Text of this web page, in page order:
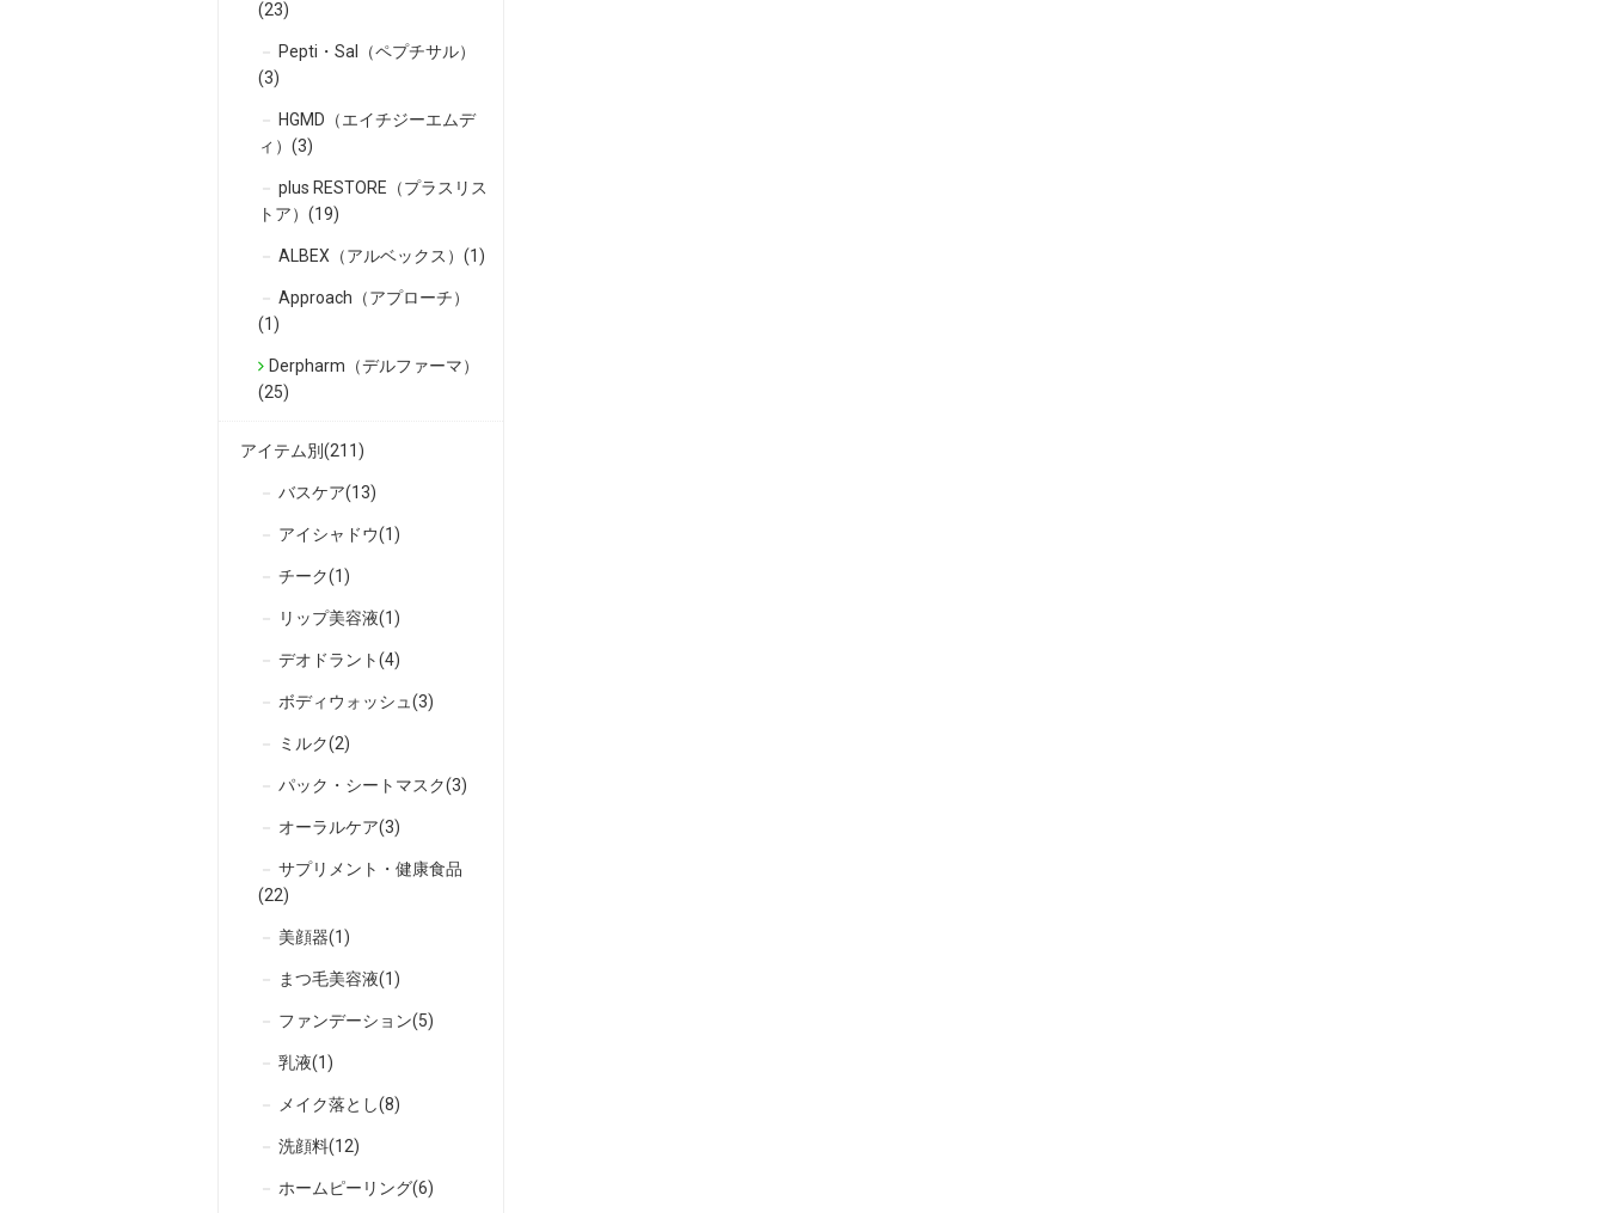
(23)
Pepti・Sal（ペプチサル）
(3)
HGMD（エイチジーエムデ
ィ）(3)
plus RESTORE（プラスリス
トア）(19)
ALBEX（アルベックス）(1)
Approach（アプローチ）
(1)
Derpharm（デルファーマ）
(25)
アイテム別(211)
バスケア(13)
アイシャドウ(1)
チーク(1)
リップ美容液(1)
デオドラント(4)
ボディウォッシュ(3)
ミルク(2)
パック・シートマスク(3)
オーラルケア(3)
サプリメント・健康食品
(22)
美顔器(1)
まつ毛美容液(1)
ファンデーション(5)
乳液(1)
メイク落とし(8)
洗顔料(12)
ホームピーリング(6)